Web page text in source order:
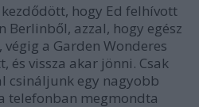
hogy Ed felhívott
Berlinből, azzal, hogy egész
a Garden Wonderes
és vissza akar jönni. Csak
csináljunk egy nagyobb
telefonban megmondta